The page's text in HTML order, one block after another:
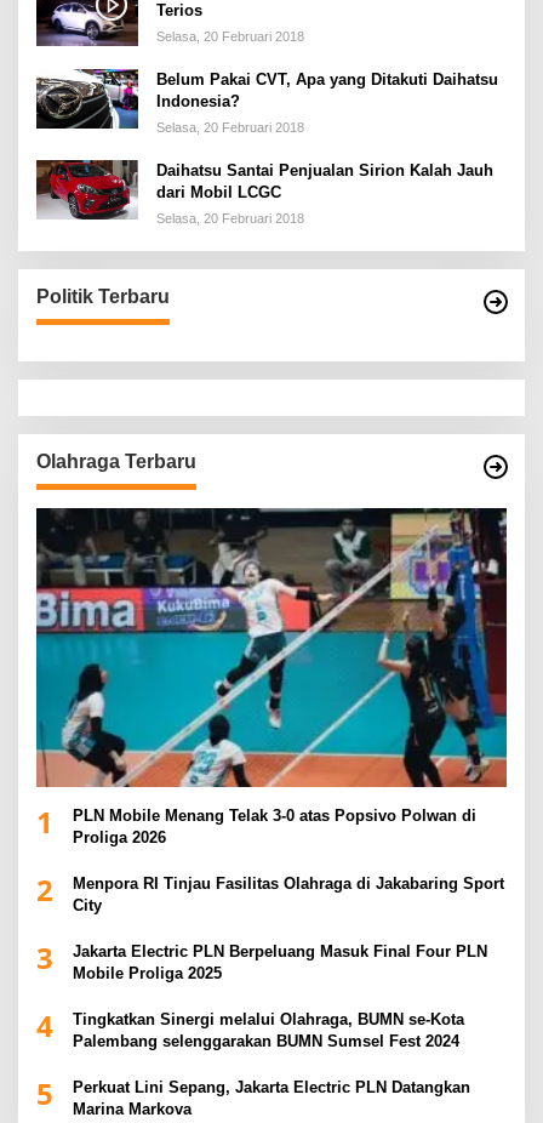
Terios
Selasa, 20 Februari 2018
Belum Pakai CVT, Apa yang Ditakuti Daihatsu
Indonesia?
Selasa, 20 Februari 2018
Daihatsu Santai Penjualan Sirion Kalah Jauh
dari Mobil LCGC
Selasa, 20 Februari 2018
Politik Terbaru
Olahraga Terbaru
1
PLN Mobile Menang Telak 3-0 atas Popsivo Polwan di
Proliga 2026
2
Menpora RI Tinjau Fasilitas Olahraga di Jakabaring Sport
City
3
Jakarta Electric PLN Berpeluang Masuk Final Four PLN
Mobile Proliga 2025
4
Tingkatkan Sinergi melalui Olahraga, BUMN se-Kota
Palembang selenggarakan BUMN Sumsel Fest 2024
5
Perkuat Lini Sepang, Jakarta Electric PLN Datangkan
Marina Markova